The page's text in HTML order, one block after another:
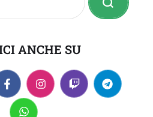
ANCHE SU